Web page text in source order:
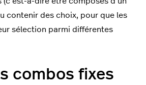
contenir des choix, pour que les
sélection parmi différentes
combos fixes